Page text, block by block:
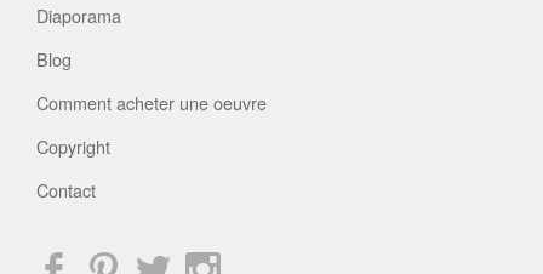
Diaporama
Blog
Comment acheter une oeuvre
Copyright
Contact